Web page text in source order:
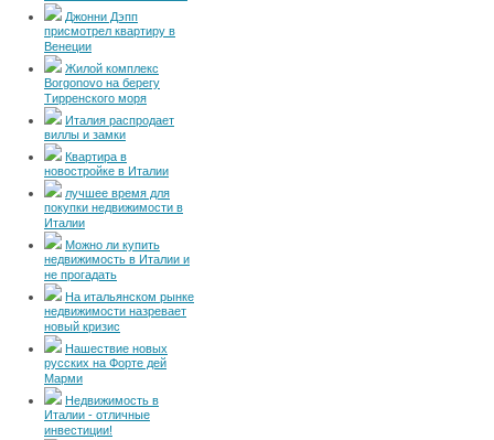
Джонни Дэпп
присмотрел квартиру в
Венеции
Жилой комплекс
Borgonovo на берегу
Тирренского моря
Италия распродает
виллы и замки
Квартира в
новостройке в Италии
лучшее время для
покупки недвижимости в
Италии
Можно ли купить
недвижимость в Италии и
не прогадать
На итальянском рынке
недвижимости назревает
новый кризис
Нашествие новых
русских на Форте дей
Марми
Недвижимость в
Италии - отличные
инвестиции!